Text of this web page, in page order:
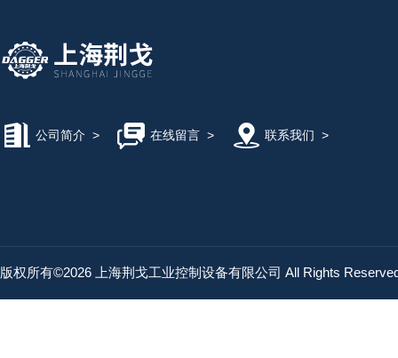
公司简介 > 在线留言> 联系我们 >
版权所有©2026 上海荆戈工业控制设备有限公司 All Rights